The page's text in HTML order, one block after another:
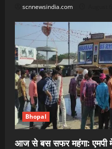
scnnewsindia.com
Bhopal
आज से बस सफर महंगा: एमपी में